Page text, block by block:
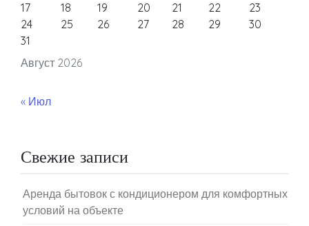
Август 2026
17
18 19 20 21 22
23
24
25 26 27 28 29
30
31
« Июл
Свежие записи
Аренда бытовок с кондиционером для комфортных
условий на объекте